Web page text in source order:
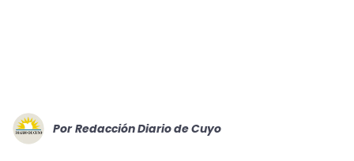
Por Redacción Diario de Cuyo